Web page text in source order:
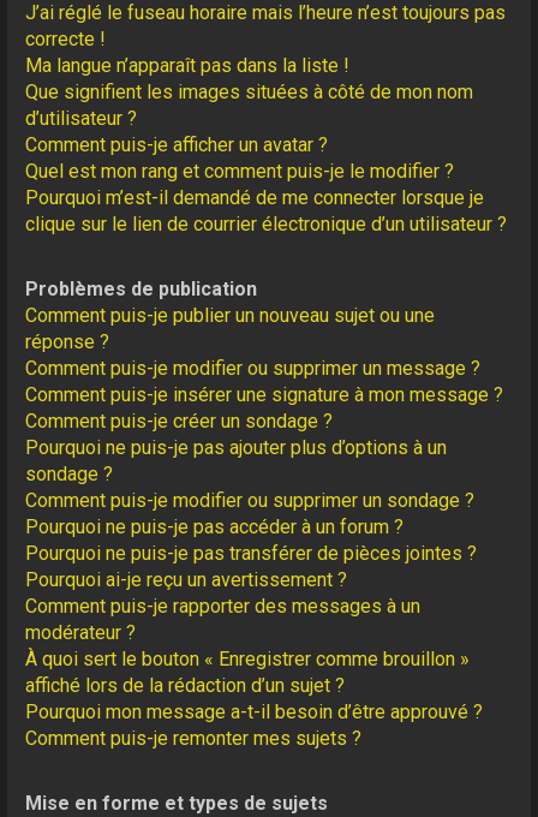
J’ai réglé le fuseau horaire mais l’heure n’est toujours pas
correcte !
Ma langue n’apparaît pas dans la liste !
Que signifient les images situées à côté de mon nom
d’utilisateur ?
Comment puis-je afficher un avatar ?
Quel est mon rang et comment puis-je le modifier ?
Pourquoi m’est-il demandé de me connecter lorsque je
clique sur le lien de courrier électronique d’un utilisateur ?
Problèmes de publication
Comment puis-je publier un nouveau sujet ou une
réponse ?
Comment puis-je modifier ou supprimer un message ?
Comment puis-je insérer une signature à mon message ?
Comment puis-je créer un sondage ?
Pourquoi ne puis-je pas ajouter plus d’options à un
sondage ?
Comment puis-je modifier ou supprimer un sondage ?
Pourquoi ne puis-je pas accéder à un forum ?
Pourquoi ne puis-je pas transférer de pièces jointes ?
Pourquoi ai-je reçu un avertissement ?
Comment puis-je rapporter des messages à un
modérateur ?
À quoi sert le bouton « Enregistrer comme brouillon »
affiché lors de la rédaction d’un sujet ?
Pourquoi mon message a-t-il besoin d’être approuvé ?
Comment puis-je remonter mes sujets ?
Mise en forme et types de sujets